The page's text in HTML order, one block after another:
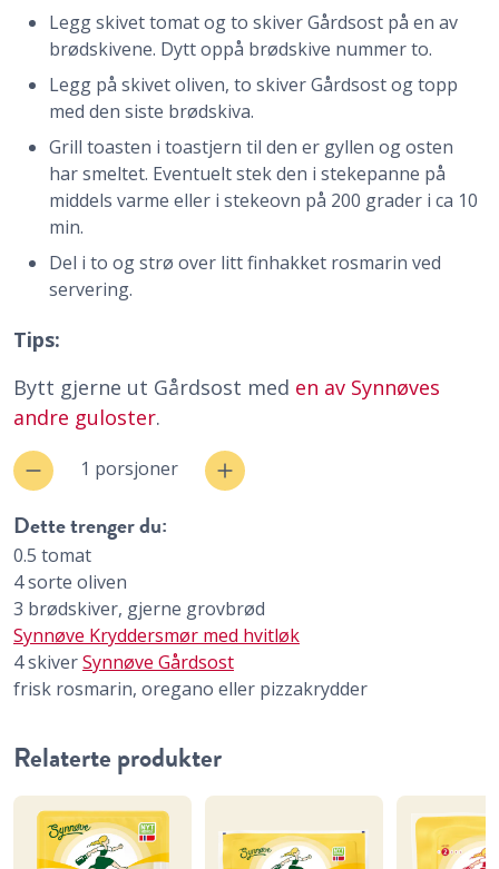
Legg skivet tomat og to skiver Gårdsost på en av
brødskivene. Dytt oppå brødskive nummer to.
Legg på skivet oliven, to skiver Gårdsost og topp
med den siste brødskiva.
Grill toasten i toastjern til den er gyllen og osten
har smeltet. Eventuelt stek den i stekepanne på
middels varme eller i stekeovn på 200 grader i ca 10
min.
Del i to og strø over litt finhakket rosmarin ved
servering.
Tips:
Bytt gjerne ut Gårdsost med en av Synnøves
andre guloster.
1 porsjoner
Dette trenger du:
0.5 tomat
4sorte oliven
3 brødskiver, gjerne grovbrød
Synnøve Kryddersmør med hvitløk
4skiverSynnøve Gårdsost
frisk rosmarin, oregano eller pizzakrydder
Relaterte produkter